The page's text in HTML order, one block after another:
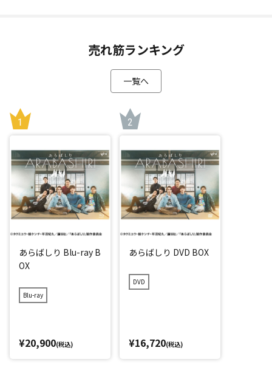
売れ筋ランキング
一覧へ
あらばしり Blu-ray B
OX
Blu-ray
¥20,900(税込)
あらばしり DVD BOX
DVD
¥16,720(税込)